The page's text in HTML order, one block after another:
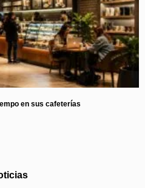
en sus cafeterías